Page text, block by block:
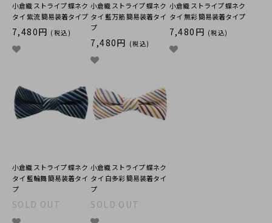
小倉織 ストライプ 蝶ネク
タイ 紫流 簡易装着タイプ
7,480円 (税込)
小倉織 ストライプ 蝶ネク
タイ 藍万筋 簡易装着タイ
プ
7,480円 (税込)
小倉織 ストライプ 蝶ネク
タイ 無彩 簡易装着タイプ
7,480円 (税込)
小倉織 ストライプ 蝶ネク
タイ 藍輪舞 簡易装着タイ
プ
SOLD OUT
小倉織 ストライプ 蝶ネク
タイ 白多彩 簡易装着タイ
プ
SOLD OUT